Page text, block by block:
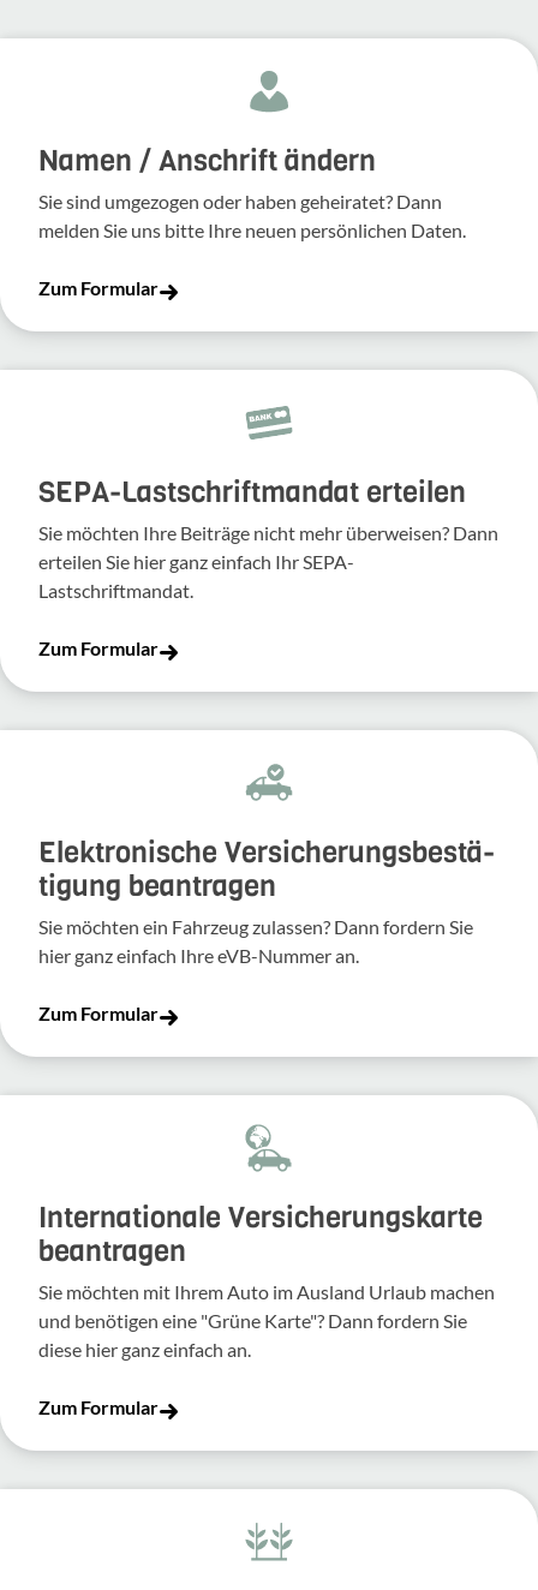
Namen / Anschrift ändern
Sie sind umgezogen oder haben geheiratet? Dann
melden Sie uns bitte Ihre neuen persönlichen Daten.
Zum Formular
SEPA-Lastschriftmandat erteilen
Sie möchten Ihre Beiträge nicht mehr überweisen? Dann
erteilen Sie hier ganz einfach Ihr SEPA-
Lastschriftmandat.
Zum Formular
Elek­tro­ni­sche Versi­che­rungs­be­stä­
ti­gung bean­tragen
Sie möchten ein Fahr­zeug zulassen? Dann fordern Sie
hier ganz einfach Ihre eVB-​Nummer an.
Zum Formular
Inter­na­tio­nale Versi­che­rungs­karte
bean­tragen
Sie möchten mit Ihrem Auto im Ausland Urlaub machen
und benö­tigen eine "Grüne Karte"? Dann fordern Sie
diese hier ganz einfach an.
Zum Formular